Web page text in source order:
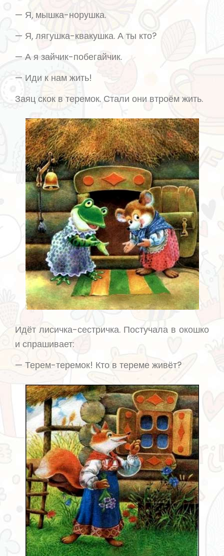
— Я, мышка-норушка.
— Я, лягушка-квакушка. А ты кто?
— А я зайчик-побегайчик.
— Иди к нам жить!
Заяц скок в теремок. Стали они втроём жить.
Идёт лисичка-сестричка. Постучала в окошко
и спрашивает:
— Терем-теремок! Кто в тереме живёт?